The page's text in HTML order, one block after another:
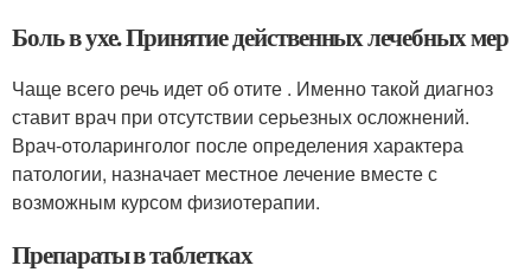
Боль в ухе. Принятие действенных лечебных мер
Чаще всего речь идет об отите . Именно такой диагноз
ставит врач при отсутствии серьезных осложнений.
Врач-отоларинголог после определения характера
патологии, назначает местное лечение вместе с
возможным курсом физиотерапии.
Препараты в таблетках